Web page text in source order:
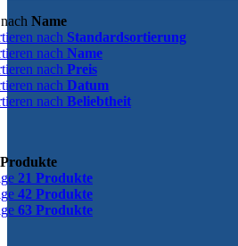
Name
nach Standardsortierung
nach Name
nach Preis
nach Datum
nach Beliebtheit
21 Produkte
42 Produkte
63 Produkte